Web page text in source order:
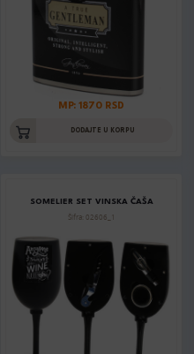
MP: 1870 RSD
DODAJTE U KORPU
SOMELIER SET VINSKA ČAŠA
Šifra: 02606_1